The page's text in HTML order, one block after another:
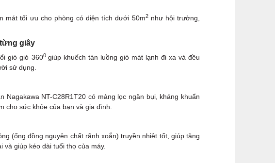
mát tối ưu cho phòng có diện tích dưới 50m2như hội trường,
giây
gió gió 3600 giúp khuếch tán luồng gió mát lạnh đi xa và đều
sử dụng.
NT-C28R1T20 có màng lọc ngăn bụi, kháng khuẩn
cho sức khỏe của bạn và gia đình.
(ống đồng nguyên chất rãnh xoắn) truyền nhiệt tốt, giúp tăng
giúp kéo dài tuổi thọ của máy.